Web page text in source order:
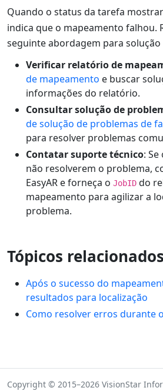
Quando o status da tarefa mostrar
indica que o mapeamento falhou.
seguinte abordagem para
Verificar relatório de
de mapeamento e buscar
informações do relatório.
Consultar solução de
de solução de problemas de
para resolver problemas
Contatar suporte técnico:
não resolverem o problema,
EasyAR e forneça o JobID do
mapeamento para agilizar a
problema.
Tópicos relacionados
Após o sucesso do
resultados para localização
Como resolver erros durante
Copyright © 2015–2026 VisionStar